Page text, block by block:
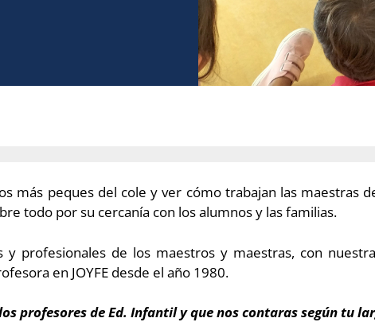
más peques del cole y ver cómo trabajan las maestras
todo por su cercanía con los alumnos y las familias.
y profesionales de los maestros y maestras, con
en JOYFE desde el año 1980.
profesores de Ed. Infantil y que nos contaras según tu